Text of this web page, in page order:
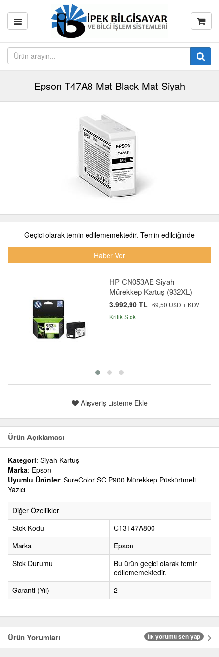
Epson T47A8 Mat Black Mat Siyah
Geçici olarak temin edilememektedir. Temin edildiğinde
Haber Ver
HP CN053AE Siyah
Mürekkep Kartuş (932XL)
3.992,90 TL 69,50 USD + KDV
Kritik Stok
Alışveriş Listeme Ekle
Ürün Açıklaması
Kategori: Siyah Kartuş
Marka: Epson
Uyumlu Ürünler: SureColor SC-P900 Mürekkep Püskürtmeli
Yazıcı
Diğer Özellikler
Stok Kodu
C13T47A800
Marka
Epson
Stok Durumu
Bu ürün geçici olarak temin
edilememektedir.
Garanti (Yıl)
2
Ürün Yorumları İlk yorumu sen yap